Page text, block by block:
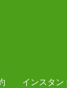
インスタン